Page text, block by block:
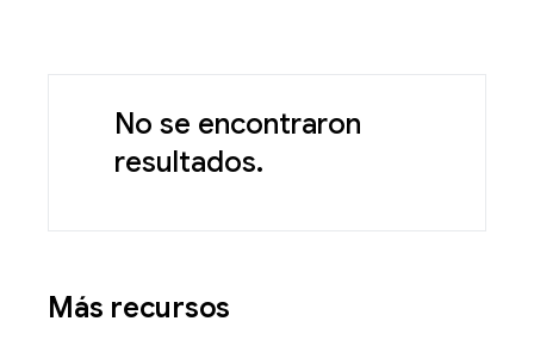
No se encontraron
resultados.
Más recursos